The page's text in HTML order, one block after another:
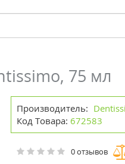
75 мл
Производитель:
Код Товара: 672583
0 отзывов